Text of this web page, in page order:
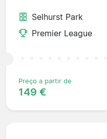
Selhurst Park
Premier League
Preço a partir de
149 €